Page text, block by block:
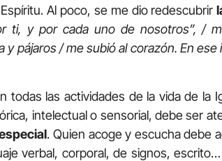
Al poco, se me dio redescubrir
ti, y por cada uno de nosotros”, /
y pájaros / me subió al corazón. En
todas las actividades de la vida de la
intelectual o sensorial, debe ser
. Quien acoge y escucha debe
verbal, corporal, de signos,